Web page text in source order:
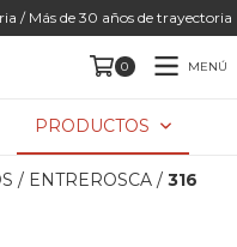
/ Más de 30 años de trayectoria
0 MENÚ
PRODUCTOS
/ ENTREROSCA / 316